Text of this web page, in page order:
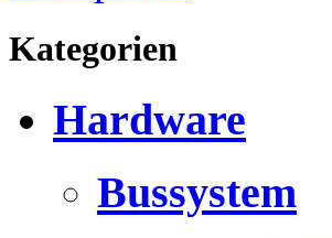
Kategorien
Hardware
Bussystem